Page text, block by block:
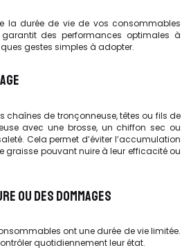
la durée de vie de vos consommables
des performances optimales à
gestes simples à adopter.
chaînes de tronçonneuse, têtes ou fils de
avec une brosse, un chiffon sec ou
Cela permet d’éviter l’accumulation
graisse pouvant nuire à leur efficacité ou
OU DES DOMMAGES
ont une durée de vie limitée.
quotidiennement leur état.